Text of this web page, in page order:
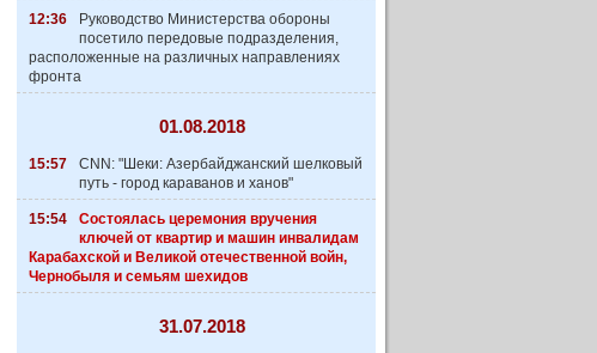
12:36
Руководство Министерства обороны
посетило передовые подразделения,
расположенные на различных направлениях
фронта
01.08.2018
15:57
CNN: "Шеки: Азербайджанский шелковый
путь - город караванов и ханов"
15:54
Состоялась церемония вручения
ключей от квартир и машин инвалидам
Карабахской и Великой отечественной войн,
Чернобыля и семьям шехидов
31.07.2018